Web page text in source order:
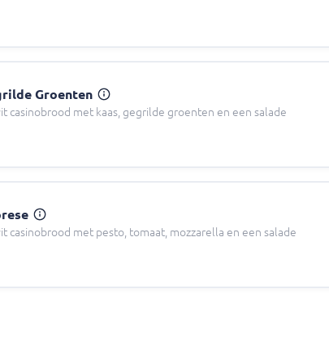
Groenten
casinobrood met kaas, gegrilde groenten en een salade
casinobrood met pesto, tomaat, mozzarella en een salade